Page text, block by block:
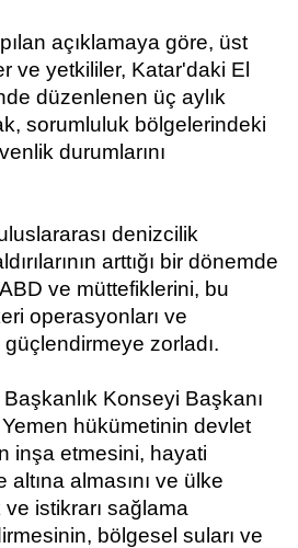
açıklamaya göre, üst
ve yetkililer, Katar'daki El
düzenlenen üç aylık
sorumluluk bölgelerindeki
durumlarını
denizcilik
arttığı bir dönemde
ve müttefiklerini, bu
operasyonları ve
zorladı.
Konseyi Başkanı
hükümetinin devlet
inşa etmesini, hayati
altına almasını ve ülke
istikrarı sağlama
bölgesel suları ve